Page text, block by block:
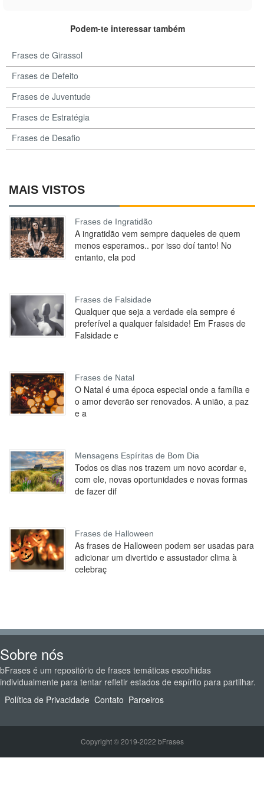
Podem-te interessar também
Frases de Girassol
Frases de Defeito
Frases de Juventude
Frases de Estratégia
Frases de Desafio
MAIS VISTOS
Frases de Ingratidão
A ingratidão vem sempre daqueles de quem
menos esperamos.. por isso doí tanto! No
entanto, ela pod
Frases de Falsidade
Qualquer que seja a verdade ela sempre é
preferível a qualquer falsidade! Em Frases de
Falsidade e
Frases de Natal
O Natal é uma época especial onde a família e
o amor deverão ser renovados. A união, a paz
e a
Mensagens Espíritas de Bom Dia
Todos os dias nos trazem um novo acordar e,
com ele, novas oportunidades e novas formas
de fazer dif
Frases de Halloween
As frases de Halloween podem ser usadas para
adicionar um divertido e assustador clima à
celebraç
Sobre nós
bFrases é um repositório de frases temáticas escolhidas
individualmente para tentar refletir estados de espírito para partilhar.
Política de Privacidade Contato Parceiros
Copyright © 2019-2022 bFrases